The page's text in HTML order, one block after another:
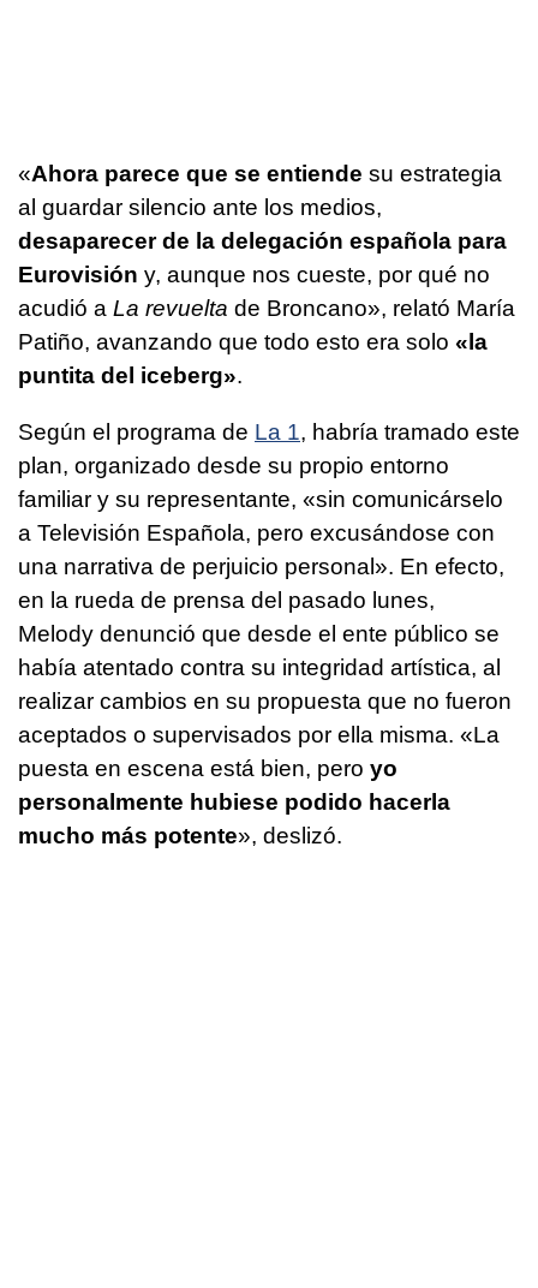
«Ahora parece que se entiende su estrategia
al guardar silencio ante los medios,
desaparecer de la delegación española para
Eurovisión y, aunque nos cueste, por qué no
acudió a La revuelta de Broncano», relató María
Patiño, avanzando que todo esto era solo «la
puntita del iceberg».
Según el programa de La 1, habría tramado este
plan, organizado desde su propio entorno
familiar y su representante, «sin comunicárselo
a Televisión Española, pero excusándose con
una narrativa de perjuicio personal». En efecto,
en la rueda de prensa del pasado lunes,
Melody denunció que desde el ente público se
había atentado contra su integridad artística, al
realizar cambios en su propuesta que no fueron
aceptados o supervisados por ella misma. «La
puesta en escena está bien, pero yo
personalmente hubiese podido hacerla
mucho más potente», deslizó.